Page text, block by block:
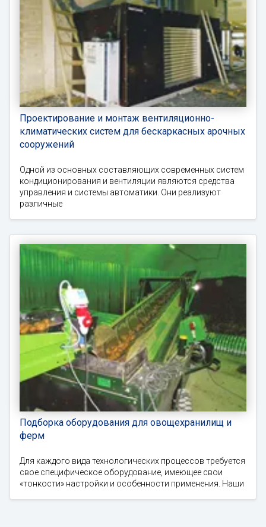
Проектирование и монтаж вентиляционно-
климатических систем для бескаркасных арочных
сооружений
Одной из основных составляющих современных систем
кондиционирования и вентиляции являются средства
управления и системы автоматики. Они реализуют
различные
Подборка оборудования для овощехранилищ и
ферм
Для каждого вида технологических процессов требуется
свое специфическое оборудование, имеющее свои
«тонкости» настройки и особенности применения. Наши